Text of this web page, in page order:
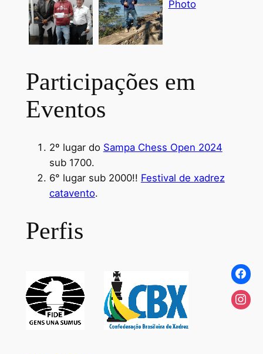
Participações em
Eventos
2º lugar do Sampa Chess Open 2024
sub 1700.
6° lugar sub 2000!! Festival de xadrez
catavento.
Perfis